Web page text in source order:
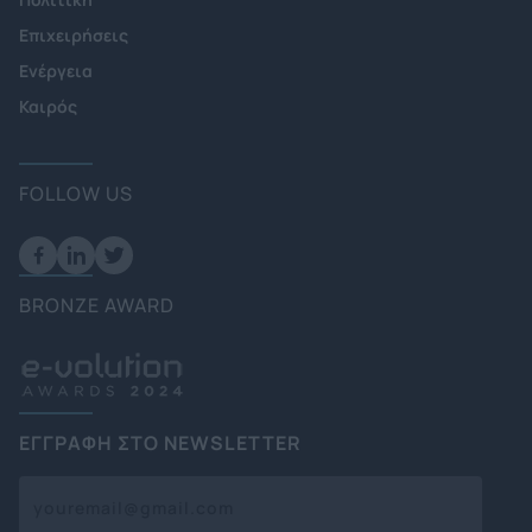
Επιχειρήσεις
Ενέργεια
Καιρός
FOLLOW US
BRONZE AWARD
ΕΓΓΡΑΦΗ ΣΤΟ NEWSLETTER